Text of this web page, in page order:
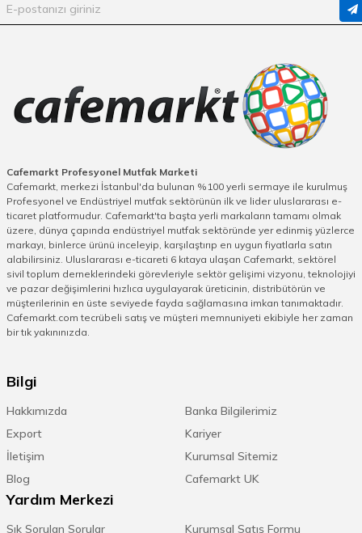
kompakt ve pratik çözümler sunan modellerden,
profesyonel mutfakların yüksek hacimli ihtiyaçlarına
mevcuttur. Böylece ister günlük kahvaltılar için ekmek
kızartma makinesi arıyor olun, ister pastacılık alanında
detaylı işler için güçlü bir stand mikseri, Kitchenaid ürün
gamı beklentilere en iyi şekilde yanıt verir.
Kitchenaid Türkiye Ürünlerinin Özellikleri
Kitchenaid’in en dikkat çeken özelliklerinden biri,
ürünlerinde kalite ve tasarım dengesini mükemmel
şekilde kurabilmesidir. Markanın mikserleri, estetik açıdan
retro-modern bir çizgiye sahipken aynı zamanda güçlü
motorları sayesinde hamur yoğurmadan krem şanti
çırpmaya kadar birçok işlemi zahmetsizce yapar. Blender
modelleri ise yüksek devirli motorları ve keskin
bıçaklarıyla en sert malzemeleri bile pürüzsüz bir kıvama
getirebilir. Bu özellik, özellikle smoothie, çorba veya sos
biridir. Yıllar boyu kullanılabilen ürünler, sağlam gövde
yatırım sunar. Pek çok modelde bulunan hız seçenekleri,
kullanıcıya kontrol özgürlüğü sağlar. Böylece mutfak
işleri daha kontrollü ve keyifli hale gelir. Özellikle stand
mikserlerdeki aksesuar girişleri, farklı başlıklarla kullanım
alanını genişleterek tek cihazla makarna açmadan kıyma
çekmeye kadar birçok işlem yapılmasına imkân tanır.
Kitchenaid Türkiye
ürünlerinde göze çarpan bir diğer
Cafemarkt Profesyonel Mutfak Marketi
Cafemarkt, merkezi İstanbul'da bulunan %100 yerli sermaye ile kurulmuş
Profesyonel ve Endüstriyel mutfak sektörünün ilk ve lider uluslararası e-
ticaret platformudur. Cafemarkt'ta başta yerli markaların tamamı olmak
üzere, dünya çapında endüstriyel mutfak sektöründe yer edinmiş yüzlerce
markayı, binlerce ürünü inceleyip, karşılaştırıp en uygun fiyatlarla satın
alabilirsiniz. Uluslararası e-ticareti 6 kıtaya ulaşan Cafemarkt, sektörel
sivil toplum derneklerindeki görevleriyle sektör gelişimi vizyonu, teknolojiyi
ve pazar değişimlerini hızlıca uygulayarak üreticinin, distribütörün ve
müşterilerinin en üste seviyede fayda sağlamasına imkan tanımaktadır.
Cafemarkt.com tecrübeli satış ve müşteri memnuniyeti ekibiyle her zaman
bir tık yakınınızda.
Bilgi
Hakkımızda
Banka Bilgilerimiz
Export
Kariyer
İletişim
Kurumsal Sitemiz
Blog
Cafemarkt UK
Yardım Merkezi
Sık Sorulan Sorular
Kurumsal Satış Formu